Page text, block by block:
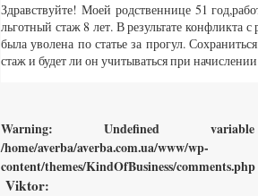
Здравствуйте! Моей родственнице 51
льготный стаж 8 лет. В результате конфликта
была уволена по статье за прогул.
стаж и будет ли он учитываться при
Warning: Undefined
/home/averba/averba.com.ua/www/wp-
content/themes/KindOfBusiness/comments.php
Viktor: